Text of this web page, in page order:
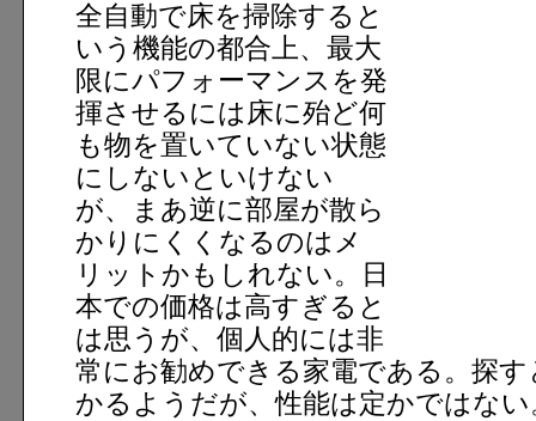
全自動で床を掃除すると
いう機能の都合上、最大
限にパフォーマンスを発
揮させるには床に殆ど何
も物を置いていない状態
にしないといけない
が、まあ逆に部屋が散ら
かりにくくなるのはメ
リットかもしれない。日
本での価格は高すぎると
は思うが、個人的には非
常にお勧めできる家電である。探す
かるようだが、性能は定かではない